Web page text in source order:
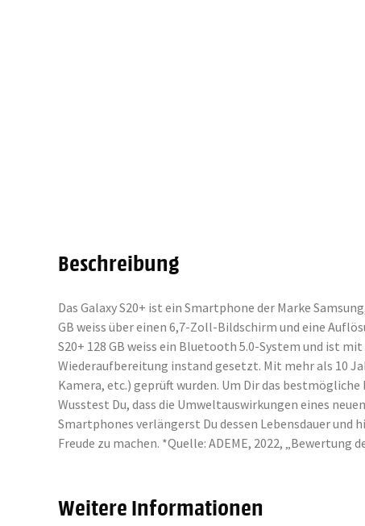
Beschreibung
Das Galaxy S20+ ist ein Smartphone der Marke
GB weiss über einen 6,7-Zoll-Bildschirm und eine
S20+ 128 GB weiss ein Bluetooth 5.0-System und ist
Wiederaufbereitung instand gesetzt. Mit mehr als 10
Kamera, etc.) geprüft wurden. Um Dir das
Wusstest Du, dass die Umweltauswirkungen eines
Smartphones verlängerst Du dessen Lebensdauer und
Freude zu machen. *Quelle: ADEME, 2022,
Weitere Informationen